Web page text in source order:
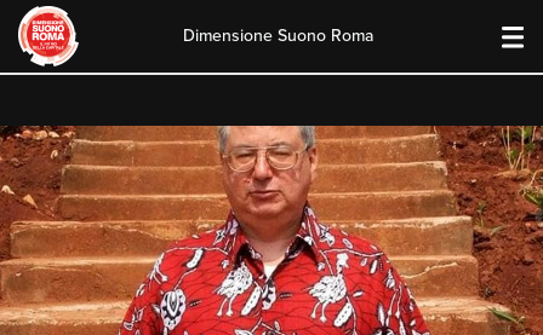
content
Dimensione Suono Roma